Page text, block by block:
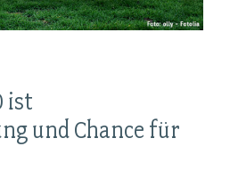
ist
und Chance für